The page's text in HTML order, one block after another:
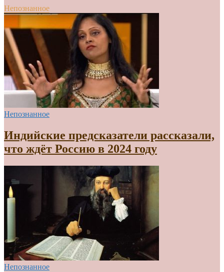
Непознанное
Непознанное
Индийские предсказатели рассказали,
что ждёт Россию в 2024 году
Непознанное